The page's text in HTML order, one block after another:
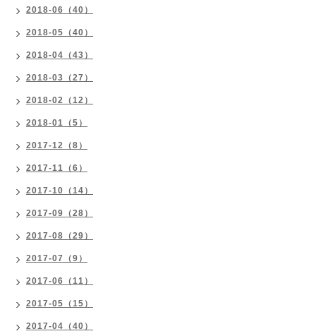
2018-06（40）
2018-05（40）
2018-04（43）
2018-03（27）
2018-02（12）
2018-01（5）
2017-12（8）
2017-11（6）
2017-10（14）
2017-09（28）
2017-08（29）
2017-07（9）
2017-06（11）
2017-05（15）
2017-04（40）